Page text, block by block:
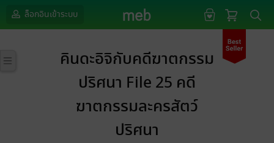
ล็อกอินเข้าระบบ
คินดะอิจิกับคดีฆาตกรรม
ปริศนา File 25 คดี
ฆาตกรรมละครสัตว์
ปริศนา